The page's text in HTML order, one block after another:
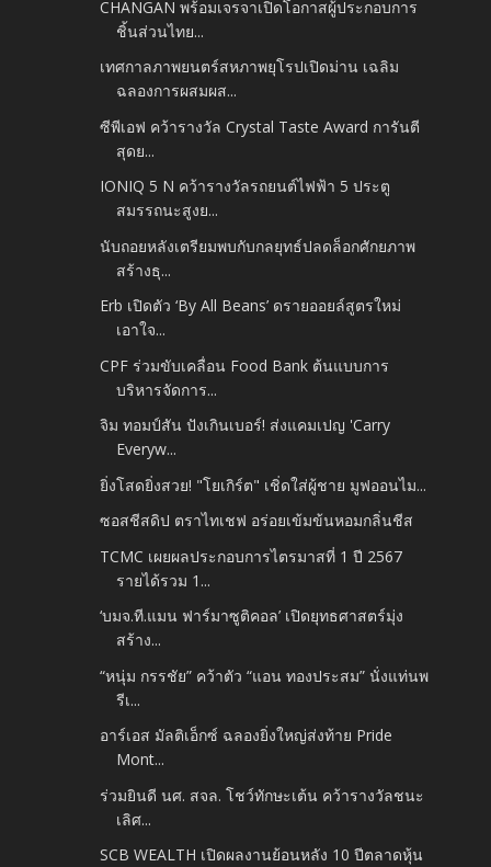
CHANGAN พร้อมเจรจาเปิดโอกาสผู้ประกอบการ
ชิ้นส่วนไทย...
เทศกาลภาพยนตร์สหภาพยุโรปเปิดม่าน เฉลิม
ฉลองการผสมผส...
ซีพีเอฟ คว้ารางวัล Crystal Taste Award การันตี
สุดย...
IONIQ 5 N คว้ารางวัลรถยนต์ไฟฟ้า 5 ประตู
สมรรถนะสูงย...
นับถอยหลังเตรียมพบกับกลยุทธ์ปลดล็อกศักยภาพ
สร้างธุ...
Erb เปิดตัว ‘By All Beans’ ดรายออยล์สูตรใหม่
เอาใจ...
CPF ร่วมขับเคลื่อน Food Bank ต้นแบบการ
บริหารจัดการ...
จิม ทอมป์สัน ปังเกินเบอร์! ส่งแคมเปญ 'Carry
Everyw...
ยิ่งโสดยิ่งสวย! "โยเกิร์ต" เชิ่ดใส่ผู้ชาย มูฟออนไม...
ซอสชีสดิป ตราไทเชฟ อร่อยเข้มข้นหอมกลิ่นชีส
TCMC เผยผลประกอบการไตรมาสที่ 1 ปี 2567
รายได้รวม 1...
‘บมจ.ที.แมน ฟาร์มาซูติคอล’ เปิดยุทธศาสตร์มุ่ง
สร้าง...
“หนุ่ม กรรชัย” คว้าตัว “แอน ทองประสม” นั่งแท่นพ
รีเ...
อาร์เอส มัลติเอ็กซ์ ฉลองยิ่งใหญ่ส่งท้าย Pride
Mont...
ร่วมยินดี นศ. สจล. โชว์ทักษะเต้น คว้ารางวัลชนะ
เลิศ...
SCB WEALTH เปิดผลงานย้อนหลัง 10 ปีตลาดหุ้น